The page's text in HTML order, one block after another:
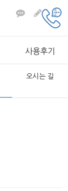
사용후기
오시는 길